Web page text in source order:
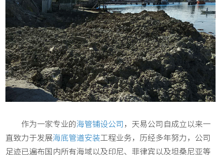
作为一家专业的海管铺设公司，天易公司自成立以来一
直致力于发展海底管道安装工程业务，历经多年努力，公司
足迹已遍布国内所有海域以及印尼、菲律宾以及坦桑尼亚等